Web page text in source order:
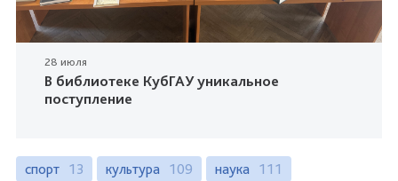
28 июля
В библиотеке КубГАУ уникальное
поступление
спорт 13 культура 109 наука 111